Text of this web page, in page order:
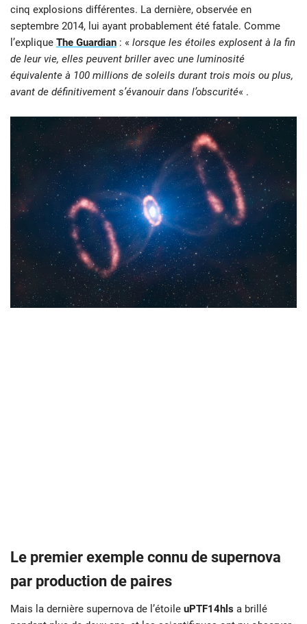
cinq explosions différentes. La dernière, observée en
septembre 2014, lui ayant probablement été fatale. Comme
l’explique The Guardian : « lorsque les étoiles explosent à la fin
de leur vie, elles peuvent briller avec une luminosité
équivalente à 100 millions de soleils durant trois mois ou plus,
avant de définitivement s’évanouir dans l’obscurité« .
Le premier exemple connu de supernova
par production de paires
Mais la dernière supernova de l’étoile uPTF14hls a brillé